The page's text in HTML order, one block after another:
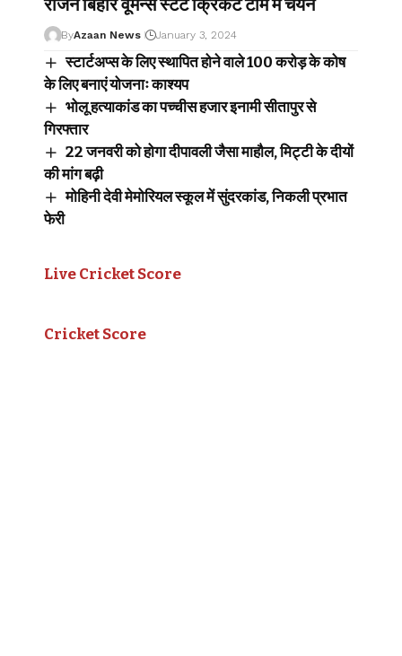
राजन बिहार वूमेन्स स्टेट क्रिकेट टीम में चयन
ByAzaan News January 3, 2024
स्टार्टअप्स के लिए स्थापित होने वाले 100 करोड़ के कोष
के लिए बनाएं योजनाः काश्यप
भोलू हत्याकांड का पच्चीस हजार इनामी सीतापुर से
गिरफ्तार
22 जनवरी को होगा दीपावली जैसा माहौल, मिट्टी के दीयों
की मांग बढ़ी
मोहिनी देवी मेमोरियल स्कूल में सुंदरकांड, निकली प्रभात
फेरी
Live Cricket Score
Cricket Score